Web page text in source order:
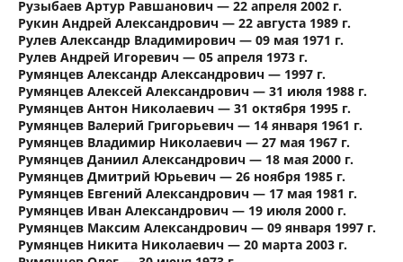
Рузыбаев Артур Равшанович — 22 апреля 2002 г.
Рукин Андрей Александрович — 22 августа 1989 г.
Рулев Александр Владимирович — 09 мая 1971 г.
Рулев Андрей Игоревич — 05 апреля 1973 г.
Румянцев Александр Александрович — 1997 г.
Румянцев Алексей Александрович — 31 июля 1988 г.
Румянцев Антон Николаевич — 31 октября 1995 г.
Румянцев Валерий Григорьевич — 14 января 1961 г.
Румянцев Владимир Николаевич — 27 мая 1967 г.
Румянцев Даниил Александрович — 18 мая 2000 г.
Румянцев Дмитрий Юрьевич — 26 ноября 1985 г.
Румянцев Евгений Александрович — 17 мая 1981 г.
Румянцев Иван Александрович — 19 июля 2000 г.
Румянцев Максим Александрович — 09 января 1997 г.
Румянцев Никита Николаевич — 20 марта 2003 г.